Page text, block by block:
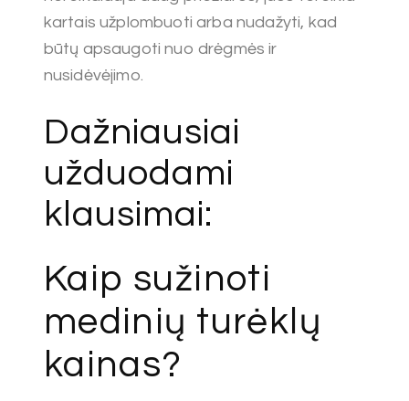
kartais užplombuoti arba nudažyti, kad
būtų apsaugoti nuo drėgmės ir
nusidėvėjimo.
Dažniausiai
užduodami
klausimai:
Kaip sužinoti
medinių turėklų
kainas?